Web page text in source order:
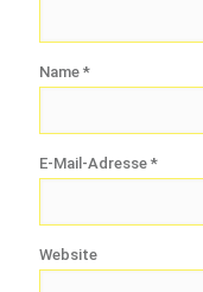
Name *
E-Mail-Adresse *
Website